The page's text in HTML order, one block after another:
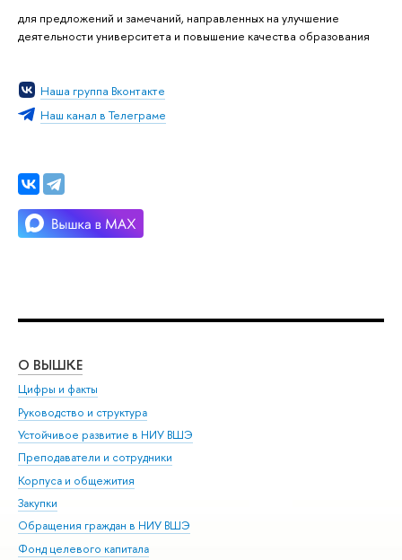
для предложений и замечаний, направленных на улучшение
деятельности университета и повышение качества образования
Наша группа Вконтакте
Наш канал в Телеграме
О ВЫШКЕ
Цифры и факты
Руководство и структура
Устойчивое развитие в НИУ ВШЭ
Преподаватели и сотрудники
Корпуса и общежития
Закупки
Обращения граждан в НИУ ВШЭ
Фонд целевого капитала